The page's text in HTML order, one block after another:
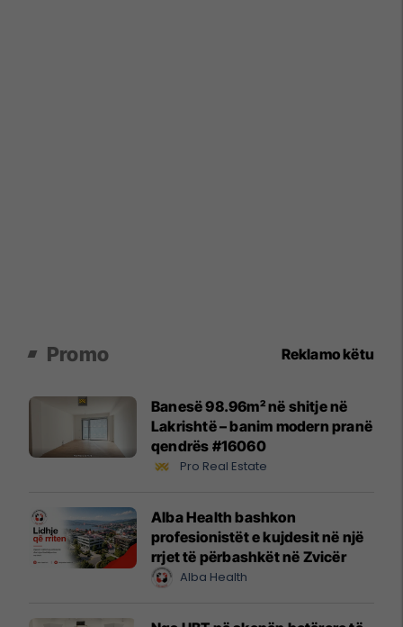
Promo Reklamo këtu
Banesë 98.96m² në shitje në
Lakrishtë – banim modern pranë
qendrës #16060
Pro Real Estate
Alba Health bashkon
profesionistët e kujdesit në një
rrjet të përbashkët në Zvicër
Alba Health